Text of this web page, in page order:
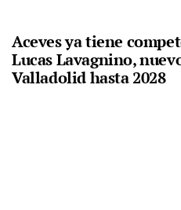
Aceves ya tiene
Lucas Lavagnino,
Valladolid hasta 2028